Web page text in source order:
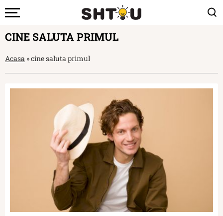
CINE SALUTA PRIMUL
Acasa »cine saluta primul